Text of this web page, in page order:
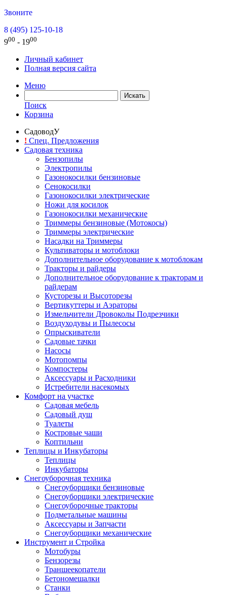
Звоните
8 (495) 125-10-18
900 - 1900
Личный кабинет
Полная версия сайта
Меню
Поиск
Корзина
СадоводУ
! Спец. Предложения
Садовая техника
Бензопилы
Электропилы
Газонокосилки бензиновые
Сенокосилки
Газонокосилки электрические
Ножи для косилок
Газонокосилки механические
Триммеры бензиновые (Мотокосы)
Триммеры электрические
Насадки на Триммеры
Культиваторы и мотоблоки
Дополнительное оборудование к мотоблокам
Тракторы и райдеры
Дополнительное оборудование к тракторам и
райдерам
Кусторезы и Высоторезы
Вертикуттеры и Аэраторы
Измельчители Дровоколы Подрезчики
Воздуходувы и Пылесосы
Опрыскиватели
Садовые тачки
Насосы
Мотопомпы
Компостеры
Аксессуары и Расходники
Истребители насекомых
Комфорт на участке
Садовая мебель
Садовый душ
Туалеты
Костровые чаши
Коптильни
Теплицы и Инкубаторы
Теплицы
Инкубаторы
Снегоуборочная техника
Снегоуборщики бензиновые
Снегоуборщики электрические
Снегоуборочные тракторы
Подметальные машины
Аксессуары и Запчасти
Снегоуборщики механические
Инструмент и Стройка
Мотобуры
Бензорезы
Траншеекопатели
Бетономешалки
Станки